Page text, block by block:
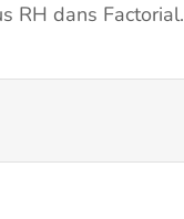
RH dans Factorial.